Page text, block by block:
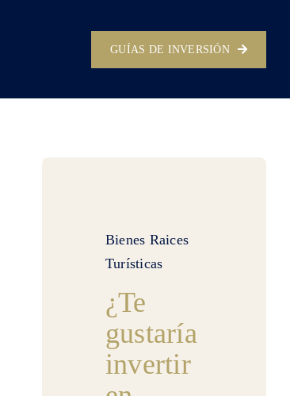
GUÍAS DE INVERSIÓN
Bienes Raices
Turísticas
¿Te
gustaría
invertir